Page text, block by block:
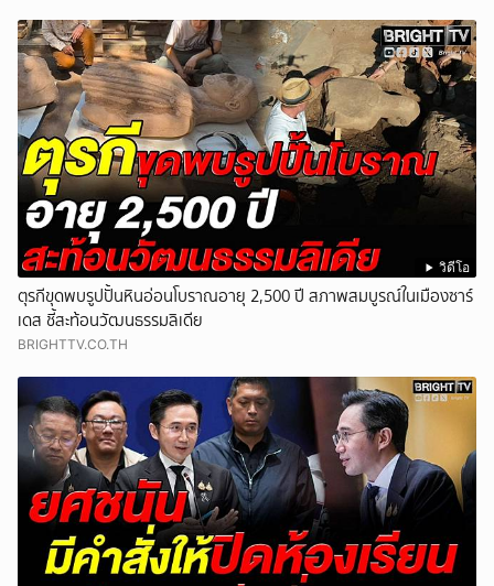
วิดีโอ
ตุรกีขุดพบรูปปั้นหินอ่อนโบราณอายุ 2,500 ปี สภาพสมบูรณ์ในเมืองซาร์
เดส ชี้สะท้อนวัฒนธรรมลิเดีย
BRIGHTTV.CO.TH